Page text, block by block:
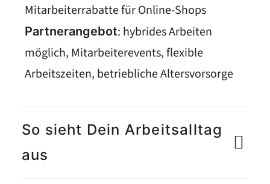
Mitarbeiterrabatte für Online-Shops
Partnerangebot: hybrides Arbeiten
möglich, Mitarbeiterevents, flexible
Arbeitszeiten, betriebliche Altersvorsorge
So sieht Dein Arbeitsalltag
aus